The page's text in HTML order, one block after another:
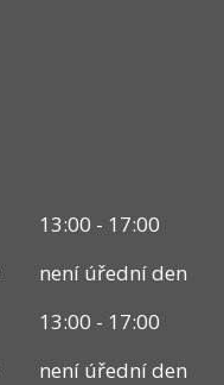
13:00 - 17:00
není úřední den
13:00 - 17:00
není úřední den